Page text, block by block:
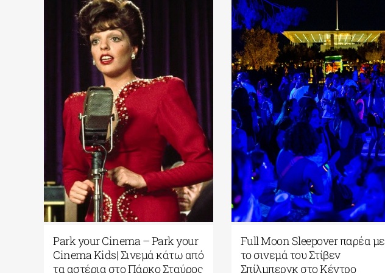
Park your Cinema – Park your
Cinema Kids| Σινεμά κάτω από
τα αστέρια στο Πάρκο Σταύρος
Full Moon Sleepover παρέα με
το σινεμά του Στίβεν
Σπίλμπεργκ στο Κέντρο